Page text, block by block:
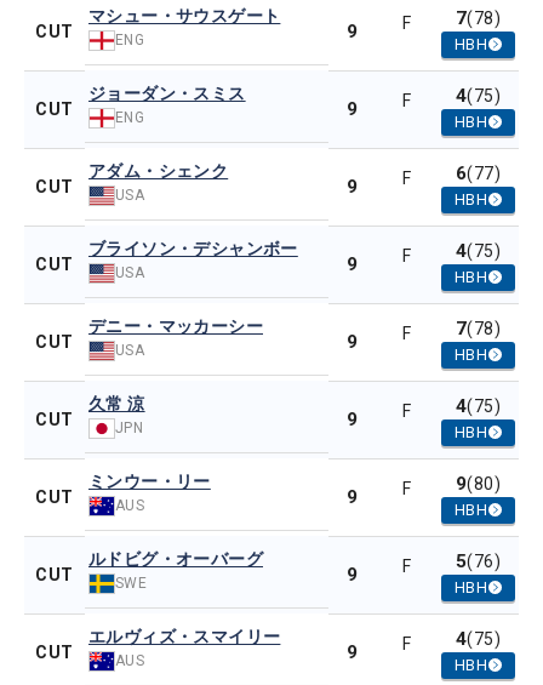
CUT
マシュー・サウスゲート
ENG 9 F 7(78)
HBH
CUT
ジョーダン・スミス
ENG 9 F 4(75)
HBH
CUT
アダム・シェンク
USA 9 F 6(77)
HBH
CUT
ブライソン・デシャンボー
USA 9 F 4(75)
HBH
CUT
デニー・マッカーシー
USA 9 F 7(78)
HBH
CUT
久常 涼
JPN 9 F 4(75)
HBH
CUT
ミンウー・リー
AUS 9 F 9(80)
HBH
CUT
ルドビグ・オーバーグ
SWE 9 F 5(76)
HBH
CUT
エルヴィズ・スマイリー
AUS 9 F 4(75)
HBH